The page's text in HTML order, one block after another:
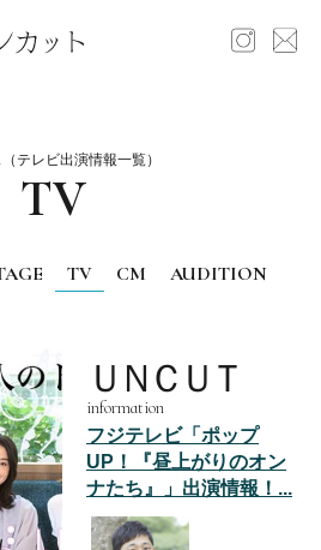
テレビ出演情報一覧）
TV
TV CM AUDITION
ＵＮＣＵＴ
information
フジテレビ「ポップ
UP！『昼上がりのオン
ナたち』」出演情報！...